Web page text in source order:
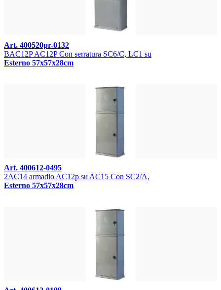
Art. 400520pr-0132
BAC12P AC12P Con serratura SC6/C, LC1 su
Esterno 57x57x28cm
Art. 400612-0495
2AC14 armadio AC12p su AC15 Con SC2/A,
Esterno 57x57x28cm